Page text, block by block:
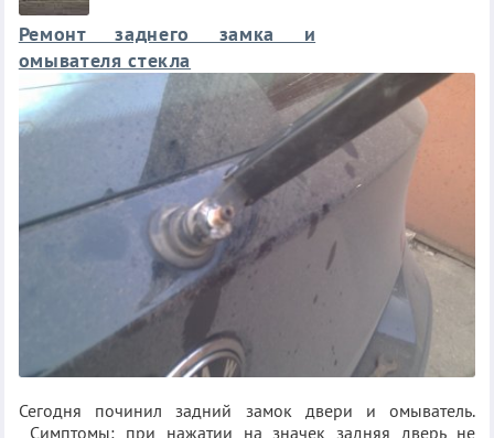
Ремонт заднего замка и
омывателя стекла
Сегодня починил задний замок двери и омыватель.
Симптомы: при нажатии на значек задняя дверь не